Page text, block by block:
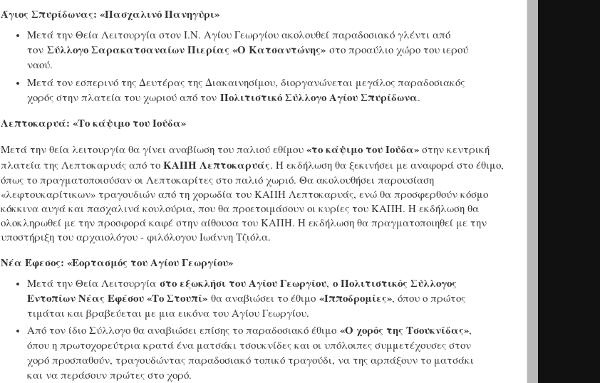
Άγιος Σπυρίδωνας: «Πασχαλινό Πανηγύρι»
Μετά την Θεία Λειτουργία στον Ι.Ν. Αγίου Γεωργίου ακολουθεί παραδοσιακό γλέντι από
τονΣύλλογο Σαρακατσαναίων Πιερίας «Ο Κατσαντώνης» στο προαύλιο χώρο του ιερού
ναού.
Μετά τον εσπερινό της Δευτέρας της Διακαινησίμου, διοργανώνεται μεγάλος παραδοσιακός
χορός στην πλατεία του χωριού από τονΠολιτιστικό Σύλλογο Αγίου Σπυρίδωνα.
Λεπτοκαρυά: «Το κάψιμο του Ιούδα»
Μετά την θεία λειτουργία θα γίνει αναβίωση του παλιού εθίμου «το κάψιμο του Ιούδα» στην κεντρική
πλατεία της Λεπτοκαρυάς από το ΚΑΠΗ Λεπτοκαρυάς. Η εκδήλωση θα ξεκινήσει με αναφορά στο έθιμο,
όπως το πραγματοποιούσαν οι Λεπτοκαρίτες στο παλιό χωριό. Θα ακολουθήσει παρουσίαση
«λεφτουκαρίτικων» τραγουδιών από τη χορωδία του ΚΑΠΗ Λεπτοκαρυάς, ενώ θα προσφερθούν κόσμο
κόκκινα αυγά και πασχαλινά κουλούρια, που θα προετοιμάσουν οι κυρίες του ΚΑΠΗ. Η εκδήλωση θα
ολοκληρωθεί με την προσφορά καφέ στην αίθουσα του ΚΑΠΗ. Η εκδήλωση θα πραγματοποιηθεί με την
υποστήριξη του αρχαιολόγου - φιλόλογου Ιωάννη Τζιόλα.
Νέα Έφεσος: «Εορτασμός του Αγίου Γεωργίου»
Μετά την Θεία Λειτουργίαστο εξωκλήσι του Αγίου Γεωργίου,ο Πολιτιστικός Σύλλογος
Εντοπίων Νέας Εφέσου «Το Στουπί» θα αναβιώσει το έθιμο«Ιπποδρομίες», όπου ο πρώτος
τιμάται και βραβεύεται με μια εικόνα του Αγίου Γεωργίου.
Από τον ίδιο Σύλλογο θα αναβιώσει επίσης το παραδοσιακό έθιμο«Ο χορός της Τσουκνίδας»,
όπου η πρωτοχορεύτρια κρατά ένα ματσάκι τσουκνίδες και οι υπόλοιπες συμμετέχουσες στον
χορό προσπαθούν, τραγουδώντας παραδοσιακό τοπικό τραγούδι, να της αρπάξουν το ματσάκι
και να περάσουν πρώτες στο χορό.